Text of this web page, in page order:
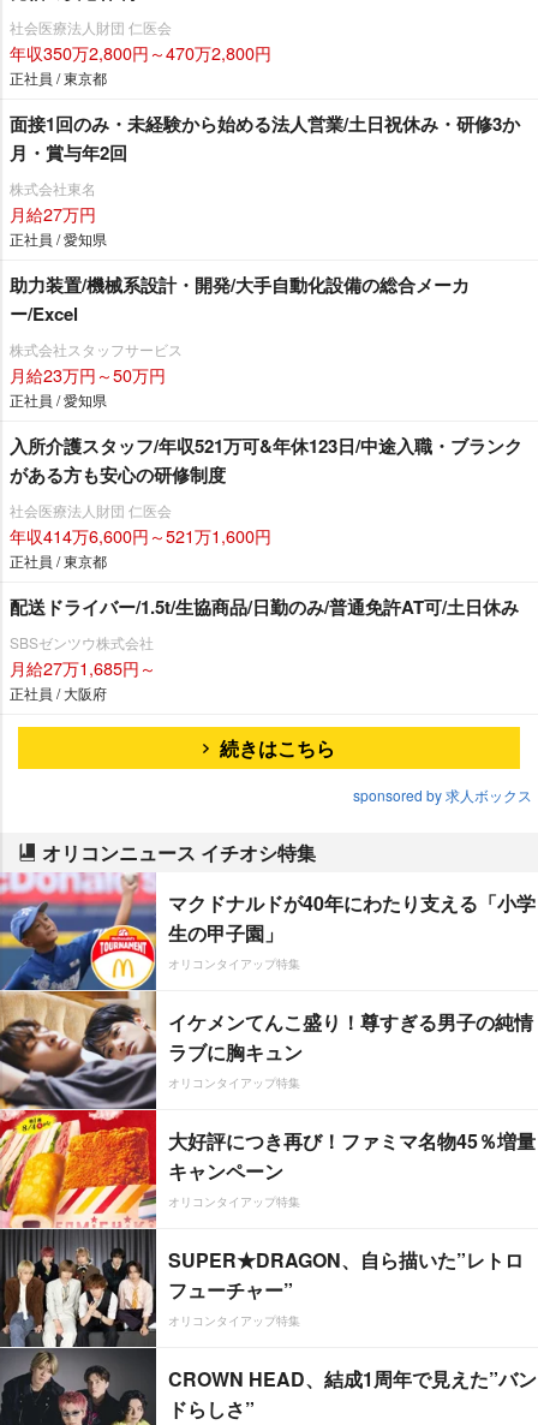
社会医療法人財団 仁医会
年収350万2,800円～470万2,800円
正社員 / 東京都
面接1回のみ・未経験から始める法人営業/土日祝休み・研修3か
月・賞与年2回
株式会社東名
月給27万円
正社員 / 愛知県
助力装置/機械系設計・開発/大手自動化設備の総合メーカ
ー/Excel
株式会社スタッフサービス
月給23万円～50万円
正社員 / 愛知県
入所介護スタッフ/年収521万可&年休123日/中途入職・ブランク
がある方も安心の研修制度
社会医療法人財団 仁医会
年収414万6,600円～521万1,600円
正社員 / 東京都
配送ドライバー/1.5t/生協商品/日勤のみ/普通免許AT可/土日休み
SBSゼンツウ株式会社
月給27万1,685円～
正社員 / 大阪府
続きはこちら
sponsored by 求人ボックス
オリコンニュース イチオシ特集
マクドナルドが40年にわたり支える「小学
生の甲子園」
オリコンタイアップ特集
イケメンてんこ盛り！尊すぎる男子の純情
ラブに胸キュン
オリコンタイアップ特集
大好評につき再び！ファミマ名物45％増量
キャンペーン
オリコンタイアップ特集
SUPER★DRAGON、自ら描いた”レトロ
フューチャー”
オリコンタイアップ特集
CROWN HEAD、結成1周年で見えた”バン
ドらしさ”